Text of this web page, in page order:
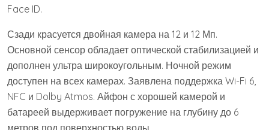
Face ID.
Сзади красуется двойная камера на 12 и 12 Мп.
Основной сенсор обладает оптической стабилизацией и
дополнен ультра широкоугольным. Ночной режим
доступен на всех камерах. Заявлена поддержка Wi-Fi 6,
NFC и Dolby Atmos. Айфон с хорошей камерой и
батареей выдерживает погружение на глубину до 6
метров под поверхностью воды.